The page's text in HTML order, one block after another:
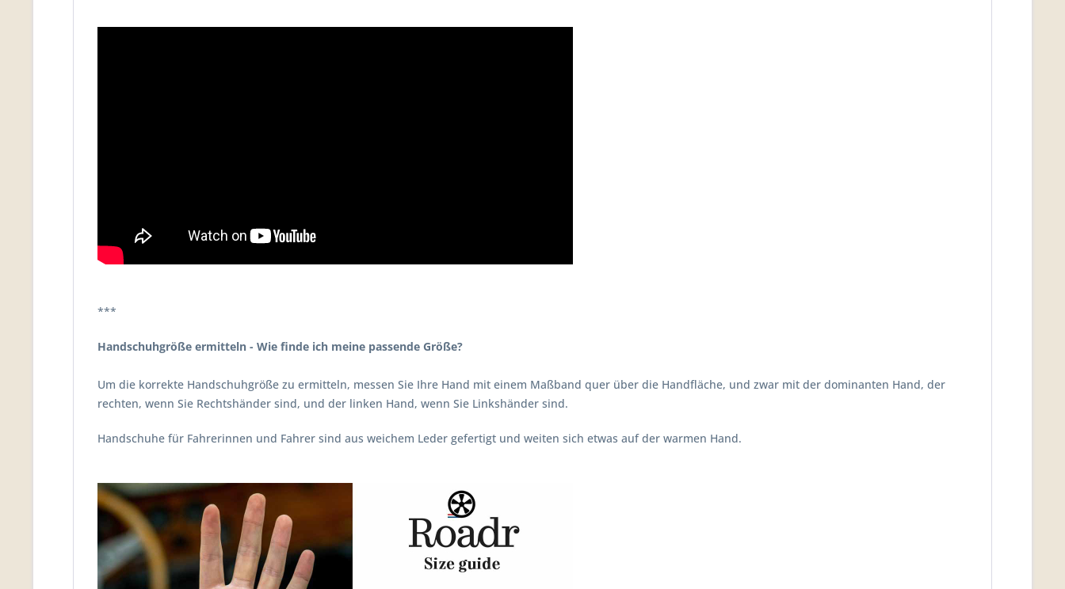
***
Handschuhgröße ermitteln - Wie finde ich meine passende Größe?
Um die korrekte Handschuhgröße zu ermitteln, messen Sie Ihre Hand mit einem Maßband quer über die Handfläche, und zwar mit der dominanten Hand, der
rechten, wenn Sie Rechtshänder sind, und der linken Hand, wenn Sie Linkshänder sind.
Handschuhe für Fahrerinnen und Fahrer sind aus weichem Leder gefertigt und weiten sich etwas auf der warmen Hand.